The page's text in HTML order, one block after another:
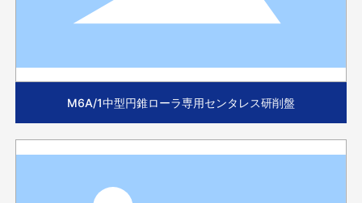
M6A/1中型円錐ローラ専用センタレス研削盤